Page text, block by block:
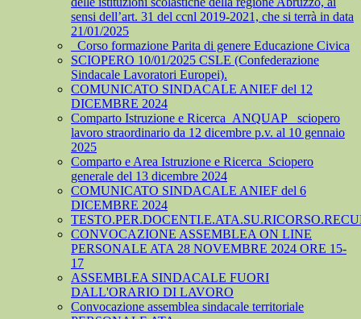
sensi dell’art. 31 del ccnl 2019-2021, che si terrà in data
21/01/2025
_Corso formazione Parita di genere Educazione Civica
SCIOPERO 10/01/2025 CSLE (Confederazione
Sindacale Lavoratori Europei).
COMUNICATO SINDACALE ANIEF del 12
DICEMBRE 2024
Comparto Istruzione e Ricerca_ANQUAP_ sciopero
lavoro straordinario da 12 dicembre p.v. al 10 gennaio
2025
Comparto e Area Istruzione e Ricerca_Sciopero
generale del 13 dicembre 2024
COMUNICATO SINDACALE ANIEF del 6
DICEMBRE 2024
CONVOCAZIONE ASSEMBLEA ON LINE
PERSONALE ATA 28 NOVEMBRE 2024 ORE 15-
17
ASSEMBLEA SINDACALE FUORI
DALL'ORARIO DI LAVORO
Convocazione assemblea sindacale territoriale